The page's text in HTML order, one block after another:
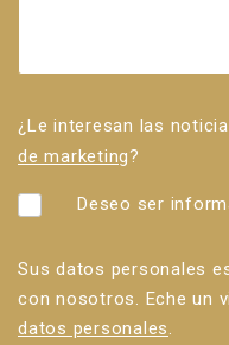
¿Le interesan las
de marketing?
Deseo ser
Sus datos personales
con nosotros. Eche un
datos personales.